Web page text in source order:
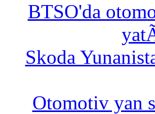
BTSO'da
Skoda
Otomotiv yan